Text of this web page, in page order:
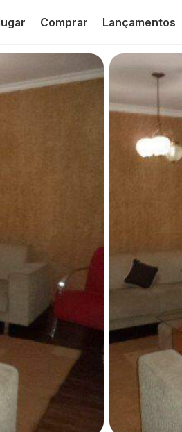
Comprar Lançamentos